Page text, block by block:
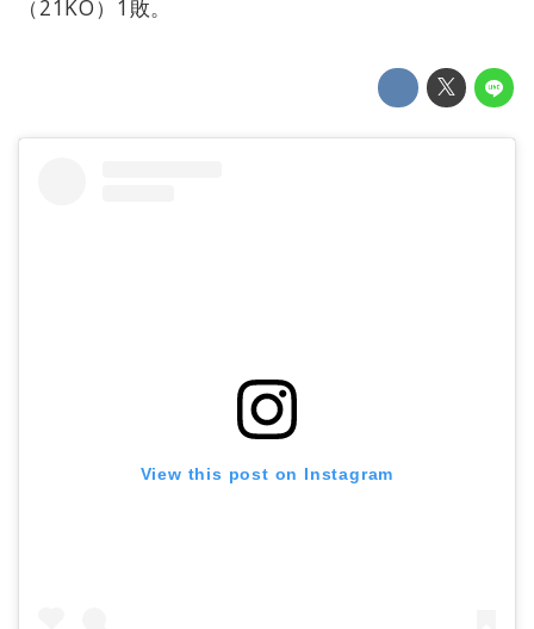
（21KO）1敗。
View this post on Instagram